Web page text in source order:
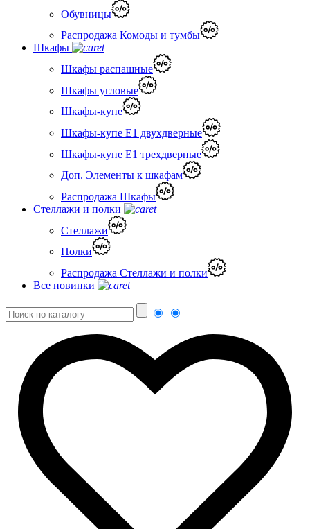
Обувницы
Распродажа Комоды и тумбы
Шкафы
Шкафы распашные
Шкафы угловые
Шкафы-купе
Шкафы-купе Е1 двухдверные
Шкафы-купе Е1 трехдверные
Доп. Элементы к шкафам
Распродажа Шкафы
Стеллажи и полки
Стеллажи
Полки
Распродажа Стеллажи и полки
Все новинки